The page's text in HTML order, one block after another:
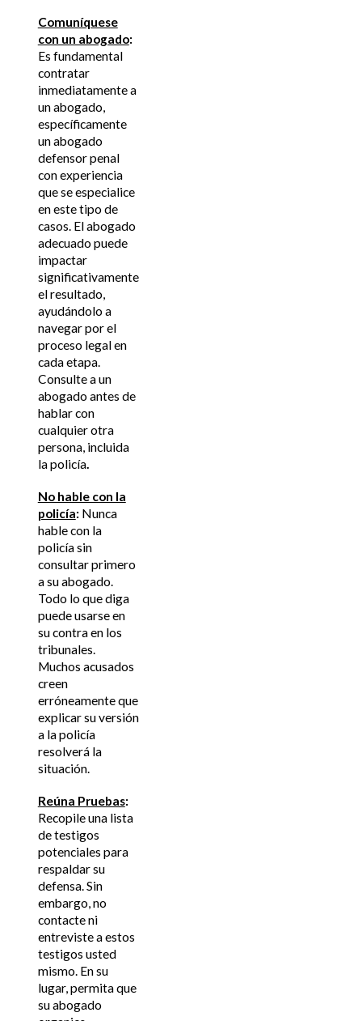
Comuníquese
con un abogado:
Es fundamental
contratar
inmediatamente a
un abogado,
específicamente
un abogado
defensor penal
con experiencia
que se especialice
en este tipo de
casos. El abogado
adecuado puede
impactar
significativamente
el resultado,
ayudándolo a
navegar por el
proceso legal en
cada etapa.
Consulte a un
abogado antes de
hablar con
cualquier otra
persona, incluida
la policía.
No hable con la
policía:Nunca
hable con la
policía sin
consultar primero
a su abogado.
Todo lo que diga
puede usarse en
su contra en los
tribunales.
Muchos acusados
creen
erróneamente que
explicar su versión
a la policía
resolverá la
situación.
Reúna Pruebas:
Recopile una lista
de testigos
potenciales para
respaldar su
defensa. Sin
embargo, no
contacte ni
entreviste a estos
testigos usted
mismo. En su
lugar, permita que
su abogado